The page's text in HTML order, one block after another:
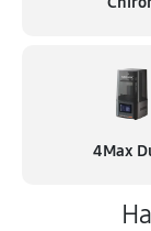
4Max